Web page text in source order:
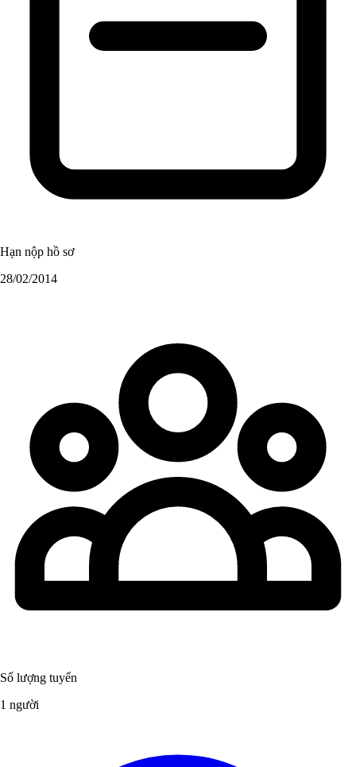
Hạn nộp hồ sơ
28/02/2014
Số lượng tuyển
1 người